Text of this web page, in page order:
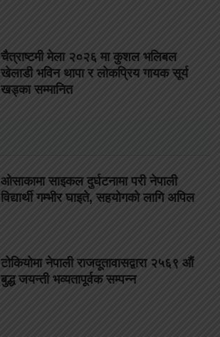
चैत्राष्टमी मेला २०२६ मा कुशल भलिबल
खेलाडी भविन थापा र लोकप्रिय गायक सूर्य
खड्का सम्मानित
ओसाकामा साइकल दुर्घटनामा परी नेपाली
विद्यार्थी गम्भीर घाइते, सहयोगको लागि अपिल
टोकियोमा नेपाली राजदूतावासद्वारा २५६९ औं
बुद्ध जयन्ती भव्यतापूर्वक सम्पन्न